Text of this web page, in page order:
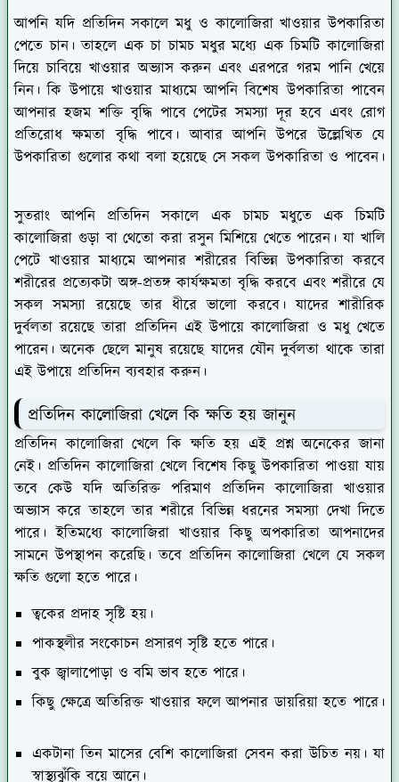
আপনি যদি প্রতিদিন সকালে মধু ও কালোজিরা খাওয়ার উপকারিতা
পেতে চান। তাহলে এক চা চামচ মধুর মধ্যে এক চিমটি কালোজিরা
দিয়ে চাবিয়ে খাওয়ার অভ্যাস করুন এবং এরপরে গরম পানি খেয়ে
নিন। কি উপায়ে খাওয়ার মাধ্যমে আপনি বিশেষ উপকারিতা পাবেন
আপনার হজম শক্তি বৃদ্ধি পাবে পেটের সমস্যা দূর হবে এবং রোগ
প্রতিরোধ ক্ষমতা বৃদ্ধি পাবে। আবার আপনি উপরে উল্লেখিত যে
উপকারিতা গুলোর কথা বলা হয়েছে সে সকল উপকারিতা ও পাবেন।
সুতরাং আপনি প্রতিদিন সকালে এক চামচ মধুতে এক চিমটি
কালোজিরা গুড়া বা থেতো করা রসুন মিশিয়ে খেতে পারেন। যা খালি
পেটে খাওয়ার মাধ্যমে আপনার শরীরের বিভিন্ন উপকারিতা করবে
শরীরের প্রত্যেকটা অঙ্গ-প্রতঙ্গ কার্যক্ষমতা বৃদ্ধি করবে এবং শরীরে যে
সকল সমস্যা রয়েছে তার ধীরে ভালো করবে। যাদের শারীরিক
দুর্বলতা রয়েছে তারা প্রতিদিন এই উপায়ে কালোজিরা ও মধু খেতে
পারেন। অনেক ছেলে মানুষ রয়েছে যাদের যৌন দুর্বলতা থাকে তারা
এই উপায়ে প্রতিদিন ব্যবহার করুন।
প্রতিদিন কালোজিরা খেলে কি ক্ষতি হয় জানুন
প্রতিদিন কালোজিরা খেলে কি ক্ষতি হয় এই প্রশ্ন অনেকের জানা
নেই। প্রতিদিন কালোজিরা খেলে বিশেষ কিছু উপকারিতা পাওয়া যায়
তবে কেউ যদি অতিরিক্ত পরিমাণ প্রতিদিন কালোজিরা খাওয়ার
অভ্যাস করে তাহলে তার শরীরে বিভিন্ন ধরনের সমস্যা দেখা দিতে
পারে। ইতিমধ্যে কালোজিরা খাওয়ার কিছু অপকারিতা আপনাদের
সামনে উপস্থাপন করেছি। তবে প্রতিদিন কালোজিরা খেলে যে সকল
ক্ষতি গুলো হতে পারে।
ত্বকের প্রদাহ সৃষ্টি হয়।
পাকস্থলীর সংকোচন প্রসারণ সৃষ্টি হতে পারে।
বুক জ্বালাপোড়া ও বমি ভাব হতে পারে।
কিছু ক্ষেত্রে অতিরিক্ত খাওয়ার ফলে আপনার ডায়রিয়া হতে পারে।
একটানা তিন মাসের বেশি কালোজিরা সেবন করা উচিত নয়। যা
স্বাস্থ্যঝুঁকি বয়ে আনে।